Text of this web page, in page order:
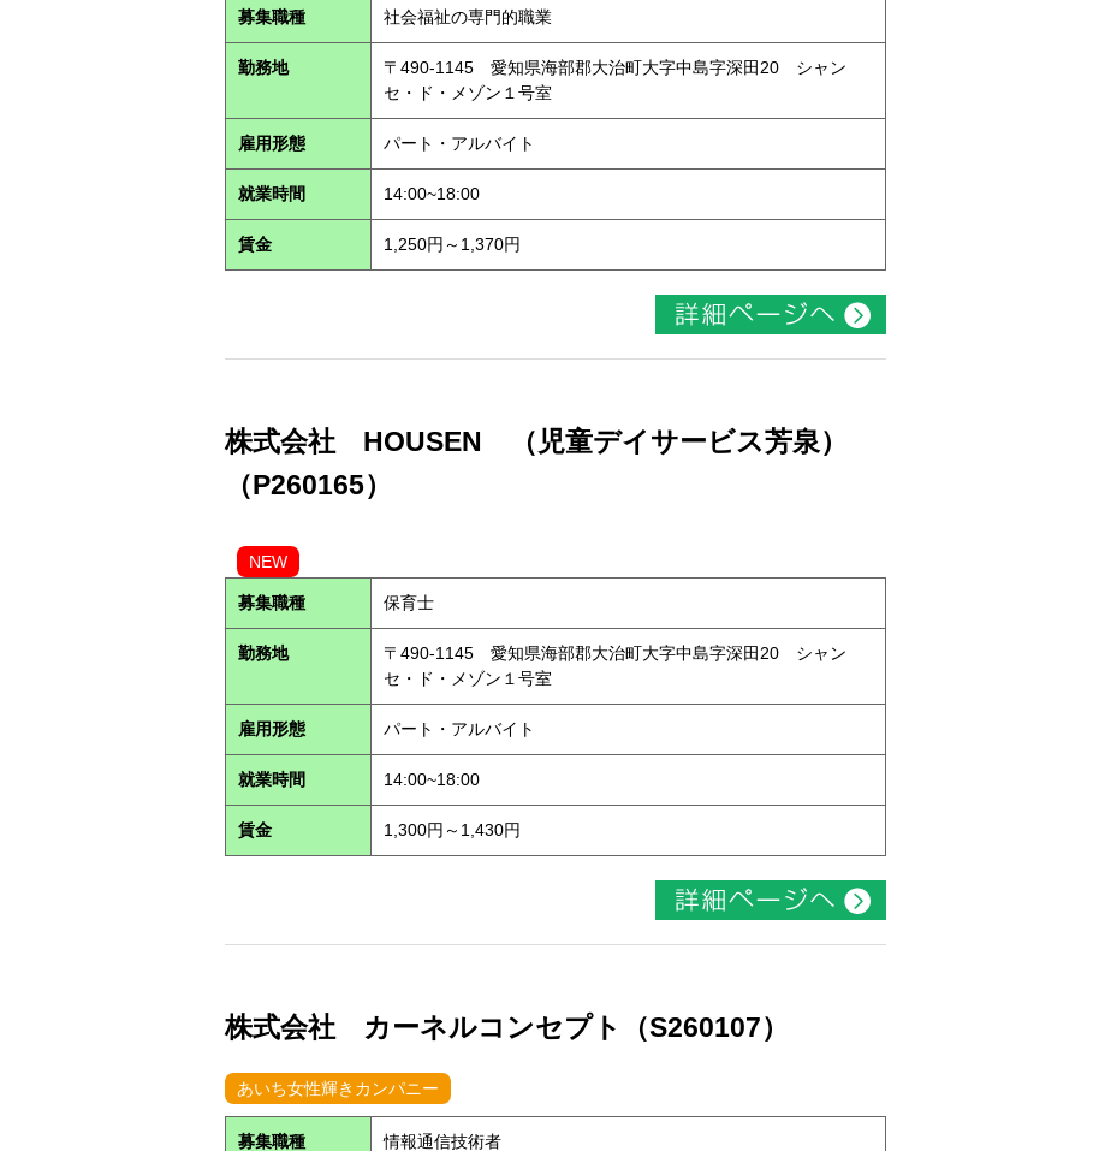
募集職種 社会福祉の専門的職業
勤務地
〒490-1145 愛知県海部郡大治町大字中島字深田20 シャン
セ・ド・メゾン１号室
雇用形態 パート・アルバイト
就業時間 14:00~18:00
賃金 1,250円～1,370円
株式会社 HOUSEN （児童デイサービス芳泉）
（P260165）
NEW
募集職種 保育士
勤務地
〒490-1145 愛知県海部郡大治町大字中島字深田20 シャン
セ・ド・メゾン１号室
雇用形態 パート・アルバイト
就業時間 14:00~18:00
賃金 1,300円～1,430円
株式会社 カーネルコンセプト（S260107）
あいち女性輝きカンパニー
募集職種 情報通信技術者